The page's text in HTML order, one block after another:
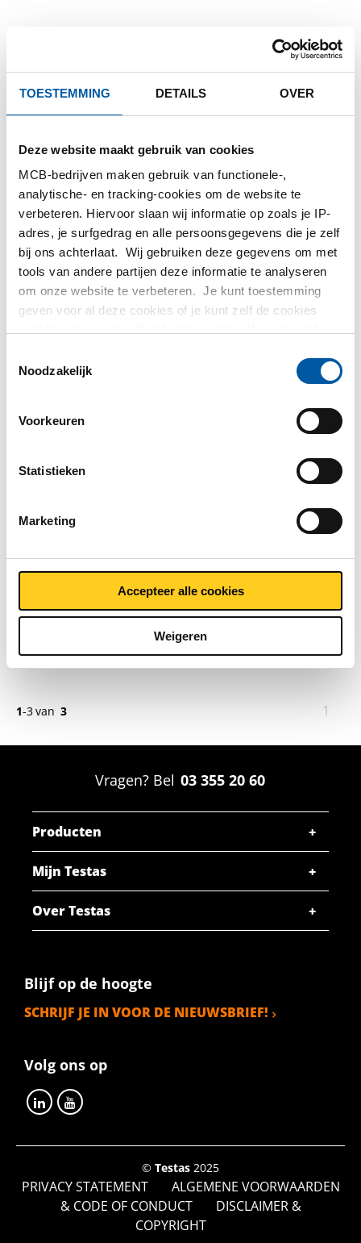
TOESTEMMING DETAILS OVER
Deze website maakt gebruik van cookies
MCB-bedrijven maken gebruik van functionele-,
analytische- en tracking-cookies om de website te
verbeteren. Hiervoor slaan wij informatie op zoals je IP-
adres, je surfgedrag en alle persoonsgegevens die je zelf
bij ons achterlaat. Wij gebruiken deze gegevens om met
tools van andere partijen deze informatie te analyseren
om onze website te verbeteren. Je kunt toestemming
geven voor al deze cookies of je kunt zelf de cookies
partijen waarmee wij samenwerken vind je in ons
Noodzakelijk
Voorkeuren
Statistieken
Marketing
Accepteer alle cookies
Weigeren
Rvs plaat/band
304/304L kgw 1z gesl
k320 Fiberlaser 100
Mu
2500-0210
SELECTEER UW MAAT
Rvs plaat/band
304/304L kgw 1z gesl
k240 Fiberlaser 100
Mu
2500-0211
SELECTEER UW MAAT
Rvs plaat/band 316L
k320+100Mu
laserfolie
1-3van 3
U
op
1
Vragen? Bel 03 355 20 60
Producten
Mijn Testas
Over Testas
Blijf op de hoogte
SCHRIJF JE IN VOOR DE NIEUWSBRIEF!
Volg ons op
© Testas 2025
PRIVACY STATEMENT
ALGEMENE VOORWAARDEN
& CODE OF CONDUCT
DISCLAIMER &
COPYRIGHT